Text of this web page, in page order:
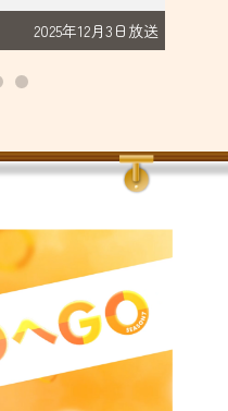
2025年12月3日放送